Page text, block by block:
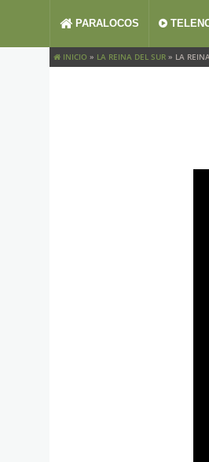
PARALOCOS
INICIO » LA REINA DEL SUR» LA